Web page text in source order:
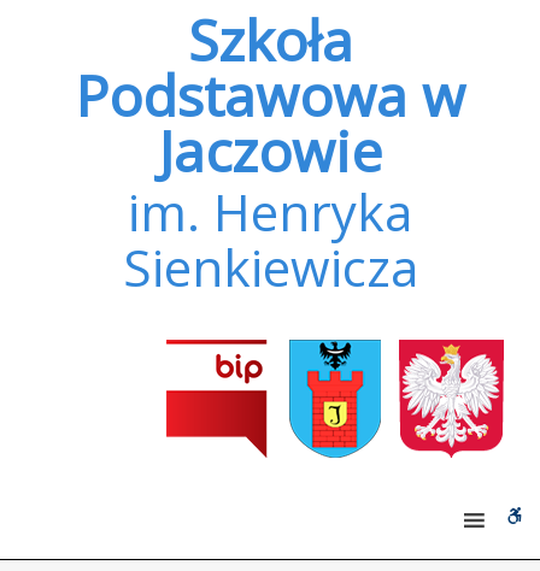
Szkoła
Podstawowa w
Jaczowie
im. Henryka
Sienkiewicza